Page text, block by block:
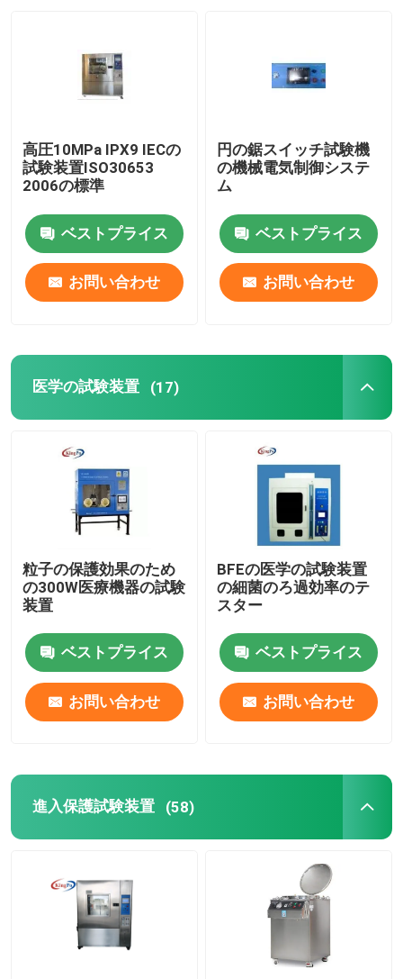
工場旅行
私達に連絡しなさい
引用を要求しなさい
IECの試験装置
進入保護試験装置
燃焼性の試験装置
リチウム電池の試験装置
導かれた軽い試験装置
環境試験の部屋
高圧10MPa IPX9 IECの
試験装置ISO30653
2006の標準
ベストプライス
お問い合わせ
円の鋸スイッチ試験機
の機械電気制御システ
ム
ベストプライス
お問い合わせ
医学の試験装置 (17)
粒子の保護効果のため
の300W医療機器の試験
装置
ベストプライス
お問い合わせ
BFEの医学の試験装置
の細菌のろ過効率のテ
スター
ベストプライス
お問い合わせ
進入保護試験装置 (58)